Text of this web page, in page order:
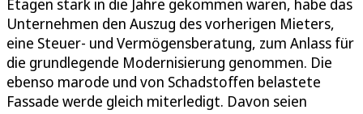
Etagen stark in die Jahre gekommen waren, habe das
Unternehmen den Auszug des vorherigen Mieters,
eine Steuer- und Vermögensberatung, zum Anlass für
die grundlegende Modernisierung genommen. Die
ebenso marode und von Schadstoffen belastete
Fassade werde gleich miterledigt. Davon seien